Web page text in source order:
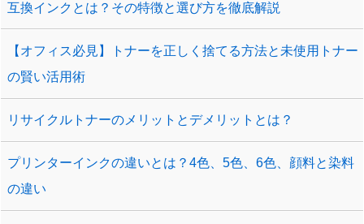
互換インクとは？その特徴と選び方を徹底解説
【オフィス必見】トナーを正しく捨てる方法と未使用トナー
の賢い活用術
リサイクルトナーのメリットとデメリットとは？
プリンターインクの違いとは？4色、5色、6色、顔料と染料
の違い